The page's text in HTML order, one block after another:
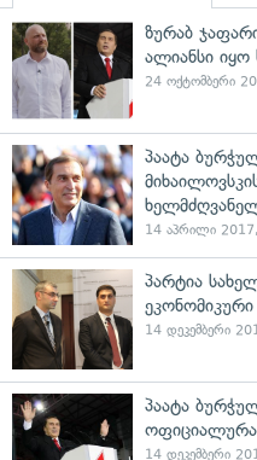
ზურაბ
ალიანსი
24 ოქტომბერი
პაატა
14 აპრილი
პარტია
14 დეკემბერი
პაატა
14 დეკემბერი